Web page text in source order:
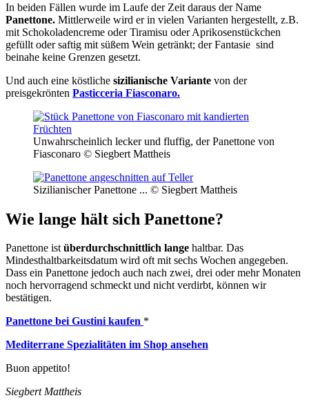
In beiden Fällen wurde im Laufe der Zeit daraus der Name
Panettone. Mittlerweile wird er in vielen Varianten hergestellt, z.B.
mit Schokoladencreme oder Tiramisu oder Aprikosenstückchen
gefüllt oder saftig mit süßem Wein getränkt; der Fantasie sind
beinahe keine Grenzen gesetzt.
Und auch eine köstliche sizilianische Variante von der
preisgekrönten Pasticceria Fiasconaro.
Unwahrscheinlich lecker und fluffig, der Panettone von
Fiasconaro © Siegbert Mattheis
Sizilianischer Panettone ... © Siegbert Mattheis
Wie lange hält sich Panettone?
Panettone istüberdurchschnittlich lange haltbar. Das
Mindesthaltbarkeitsdatum wird oft mit sechs Wochen angegeben.
Dass ein Panettone jedoch auch nach zwei, drei oder mehr Monaten
noch hervorragend schmeckt und nicht verdirbt, können wir
bestätigen.
Panettone bei Gustini kaufen *
Mediterrane Spezialitäten im Shop ansehen
Buon appetito!
Siegbert Mattheis